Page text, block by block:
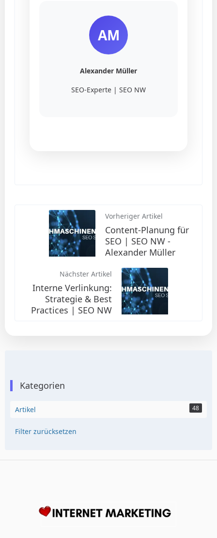
AM
Alexander Müller
SEO-Experte | SEO NW
Vorheriger Artikel
Content-Planung für
SEO | SEO NW -
Alexander Müller
Nächster Artikel
Interne Verlinkung:
Strategie & Best
Practices | SEO NW
Kategorien
Artikel 48
Filter zurücksetzen